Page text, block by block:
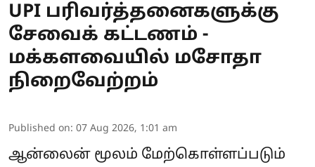
UPI பரிவர்த்தனைகளுக்கு
சேவைக் கட்டணம் -
மக்களவையில் மசோதா
நிறைவேற்றம்
Published on: 07 Aug 2026, 1:01 am
ஆன்லைன் மூலம் மேற்கொள்ளப்படும்